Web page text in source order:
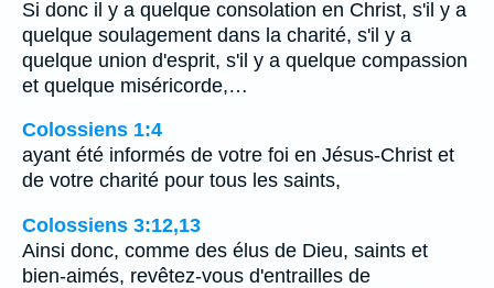
Si donc il y a quelque consolation en Christ, s'il y a
quelque soulagement dans la charité, s'il y a
quelque union d'esprit, s'il y a quelque compassion
et quelque miséricorde,…
Colossiens 1:4
ayant été informés de votre foi en Jésus-Christ et
de votre charité pour tous les saints,
Colossiens 3:12,13
Ainsi donc, comme des élus de Dieu, saints et
bien-aimés, revêtez-vous d'entrailles de